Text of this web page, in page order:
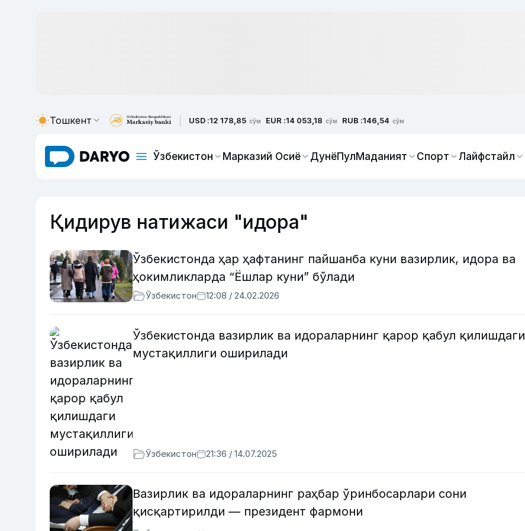
Тошкент USD :12 178,85 сўм EUR :14 053,18 сўм RUB :146,54 сўм
Ўзбекистон Марказий Осиё ДунёПулМаданият Спорт Лайфстайл
Қидирув натижаси "идора"
Ўзбекистонда ҳар ҳафтанинг пайшанба куни вазирлик, идора ва
ҳокимликларда “Ёшлар куни” бўлади
Ўзбекистон 12:08 / 24.02.2026
Ўзбекистонда вазирлик ва идораларнинг қарор қабул қилишдаги
мустақиллиги оширилади
Ўзбекистон 21:36 / 14.07.2025
Вазирлик ва идораларнинг раҳбар ўринбосарлари сони
қисқартирилди — президент фармони